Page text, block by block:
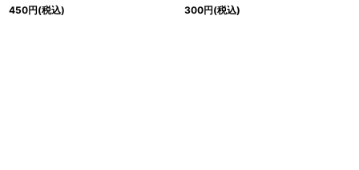
450円(税込)
300円(税込)